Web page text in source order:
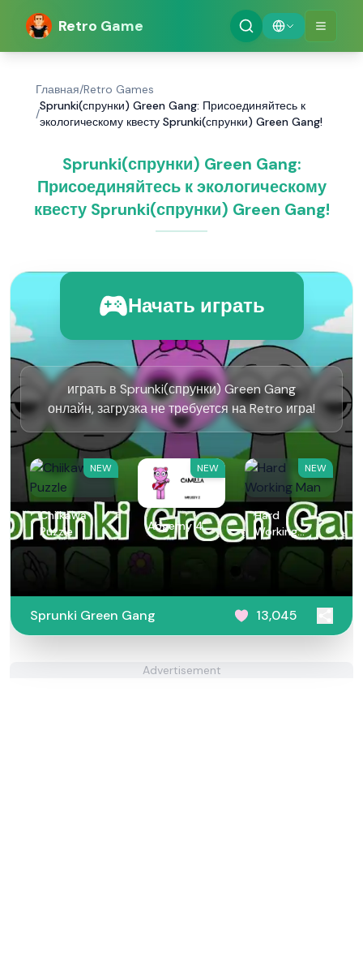
Retro Game
Главная/Retro Games
/
Sprunki(спрунки) Green Gang: Присоединяйтесь к
экологическому квесту Sprunki(спрунки) Green Gang!
Sprunki(спрунки) Green Gang:
Присоединяйтесь к экологическому
квесту Sprunki(спрунки) Green Gang!
Начать играть
играть в Sprunki(спрунки) Green Gang
онлайн, загрузка не требуется на Retro игра!
NEW
Chiikawa
Puzzle
NEW
Abgerny 4
NEW
Hard
Working
Sprunki Green Gang 13,045
Advertisement